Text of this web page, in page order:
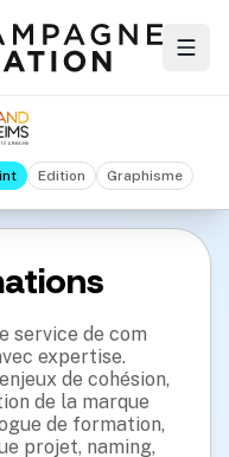
Edition Graphisme
service de com
expertise.
de cohésion,
de la marque
de formation,